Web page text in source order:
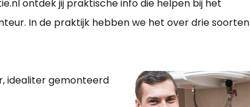
ontdek jij praktische info die helpen bij het
In de praktijk hebben we het over drie soorten
idealiter gemonteerd